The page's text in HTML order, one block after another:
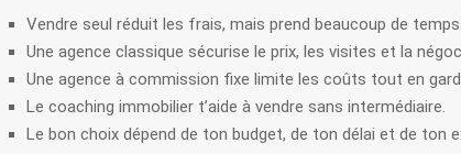
Vendre seul réduit les frais, mais prend beaucoup de temps.
Une agence classique sécurise le prix, les visites et la
Une agence à commission fixe limite les coûts tout en
Le coaching immobilier t’aide à vendre sans intermédiaire.
Le bon choix dépend de ton budget, de ton délai et de ton